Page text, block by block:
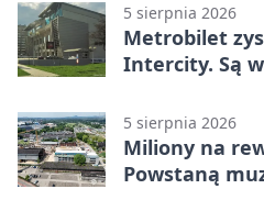
5 sierpnia 2026
Metrobilet
Intercity. Są
5 sierpnia 2026
Miliony na
Powstaną